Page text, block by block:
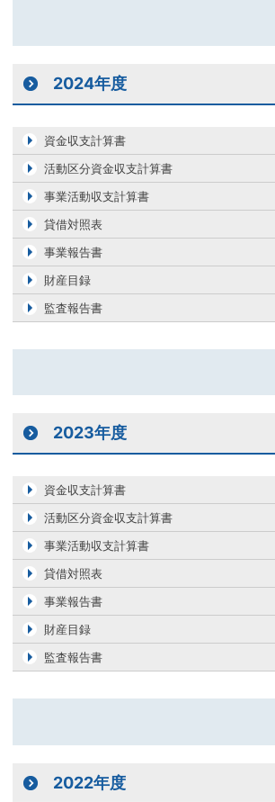
2024年度
資金収支計算書
活動区分資金収支計算書
事業活動収支計算書
貸借対照表
事業報告書
財産目録
監査報告書
2023年度
資金収支計算書
活動区分資金収支計算書
事業活動収支計算書
貸借対照表
事業報告書
財産目録
監査報告書
2022年度